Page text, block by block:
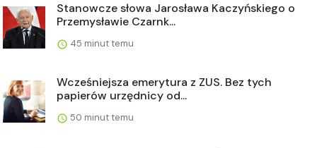
Stanowcze słowa Jarosława Kaczyńskiego o
Przemysławie Czarnk...
45 minut temu
Wcześniejsza emerytura z ZUS. Bez tych
papierów urzędnicy od...
50 minut temu